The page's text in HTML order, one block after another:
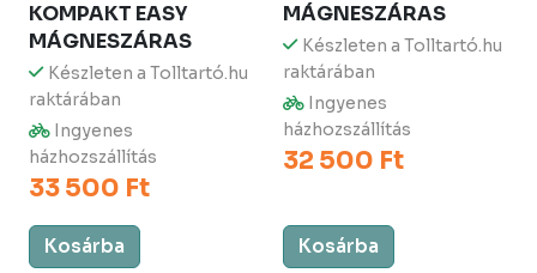
KOMPAKT EASY
MÁGNESZÁRAS
Készleten a Tolltartó.hu
raktárában
Ingyenes
házhozszállítás
33 500 Ft
Kosárba
MÁGNESZÁRAS
Készleten a Tolltartó.hu
raktárában
Ingyenes
házhozszállítás
32 500 Ft
Kosárba